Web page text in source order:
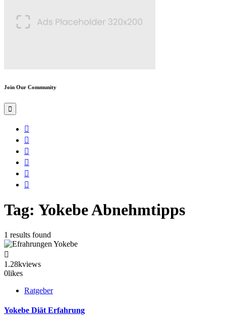
Join Our Community
Tag: Yokebe Abnehmtipps
1 results found
1.28kviews
0likes
Ratgeber
Yokebe Diät Erfahrung